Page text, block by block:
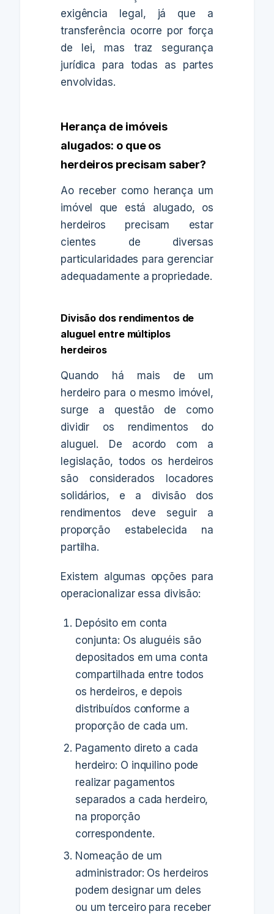
exigência legal, já que a
transferência ocorre por força
de lei, mas traz segurança
jurídica para todas as partes
envolvidas.
Herança de imóveis
alugados: o que os
herdeiros precisam saber?
Ao receber como herança um
imóvel que está alugado, os
herdeiros precisam estar
cientes de diversas
particularidades para gerenciar
adequadamente a propriedade.
Divisão dos rendimentos de
aluguel entre múltiplos
herdeiros
Quando há mais de um
herdeiro para o mesmo imóvel,
surge a questão de como
dividir os rendimentos do
aluguel. De acordo com a
legislação, todos os herdeiros
são considerados locadores
solidários, e a divisão dos
rendimentos deve seguir a
proporção estabelecida na
partilha.
Existem algumas opções para
operacionalizar essa divisão:
Depósito em conta
conjunta: Os aluguéis são
depositados em uma conta
compartilhada entre todos
os herdeiros, e depois
distribuídos conforme a
proporção de cada um.
Pagamento direto a cada
herdeiro: O inquilino pode
realizar pagamentos
separados a cada herdeiro,
na proporção
correspondente.
Nomeação de um
administrador: Os herdeiros
podem designar um deles
ou um terceiro para receber